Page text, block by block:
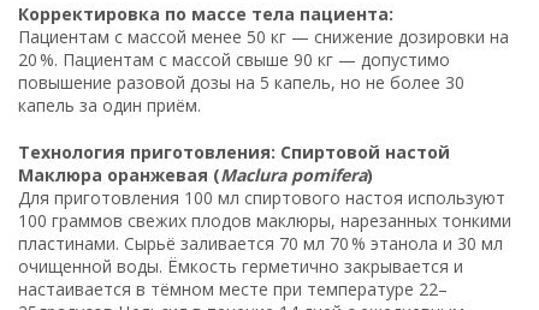
Корректировка по массе тела пациента:
Пациентам с массой менее 50 кг — снижение дозировки на
20 %. Пациентам с массой свыше 90 кг — допустимо
повышение разовой дозы на 5 капель, но не более 30
капель за один приём.
Технология приготовления: Спиртовой настой
Маклюра оранжевая (Maclura pomifera)
Для приготовления 100 мл спиртового настоя используют
100 граммов свежих плодов маклюры, нарезанных тонкими
пластинами. Сырьё заливается 70 мл 70 % этанола и 30 мл
очищенной воды. Ёмкость герметично закрывается и
настаивается в тёмном месте при температуре 22–